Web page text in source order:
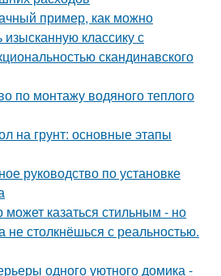
пример, как можно
классику с
скандинавского
по монтажу водяного теплого
на грунт: основные этапы
руководство по установке
казаться стильным - но
не столкнёшься с реальностью.
одного уютного домика -